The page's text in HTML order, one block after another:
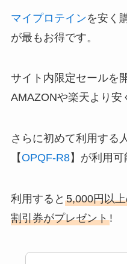
マイプロテインを安く
が最もお得です。
サイト内限定セールを
AMAZONや楽天より安
さらに初めて利用する
【OPQF-R8】が利用可
利用すると 5,000円以
割引券がプレゼント!